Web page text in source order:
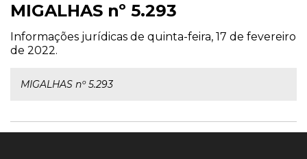
MIGALHAS nº 5.293
Informações jurídicas de quinta-feira, 17 de fevereiro
de 2022.
MIGALHAS nº 5.293